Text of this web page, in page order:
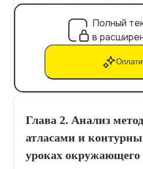
Полный
в
Глава 2. Анализ
атласами и
уроках